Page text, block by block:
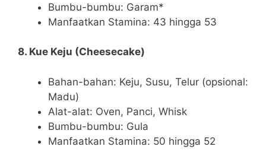
Bumbu-bumbu: Garam*
Manfaatkan Stamina: 43 hingga 53
8. Kue Keju (Cheesecake)
Bahan-bahan: Keju, Susu, Telur (opsional:
Madu)
Alat-alat: Oven, Panci, Whisk
Bumbu-bumbu: Gula
Manfaatkan Stamina: 50 hingga 52